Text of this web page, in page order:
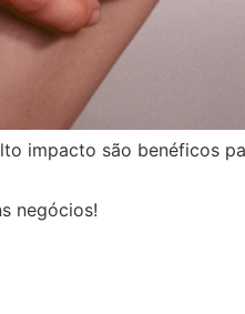
impacto são benéficos
negócios!